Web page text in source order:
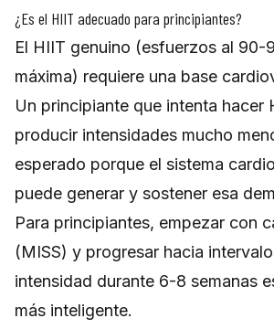
¿Es el HIIT adecuado para principiantes?
El HIIT genuino (esfuerzos al 90-
máxima) requiere una base
Un principiante que intenta hacer
producir intensidades mucho
esperado porque el sistema
puede generar y sostener esa
Para principiantes, empezar con
(MISS) y progresar hacia
intensidad durante 6-8 semanas
más inteligente.